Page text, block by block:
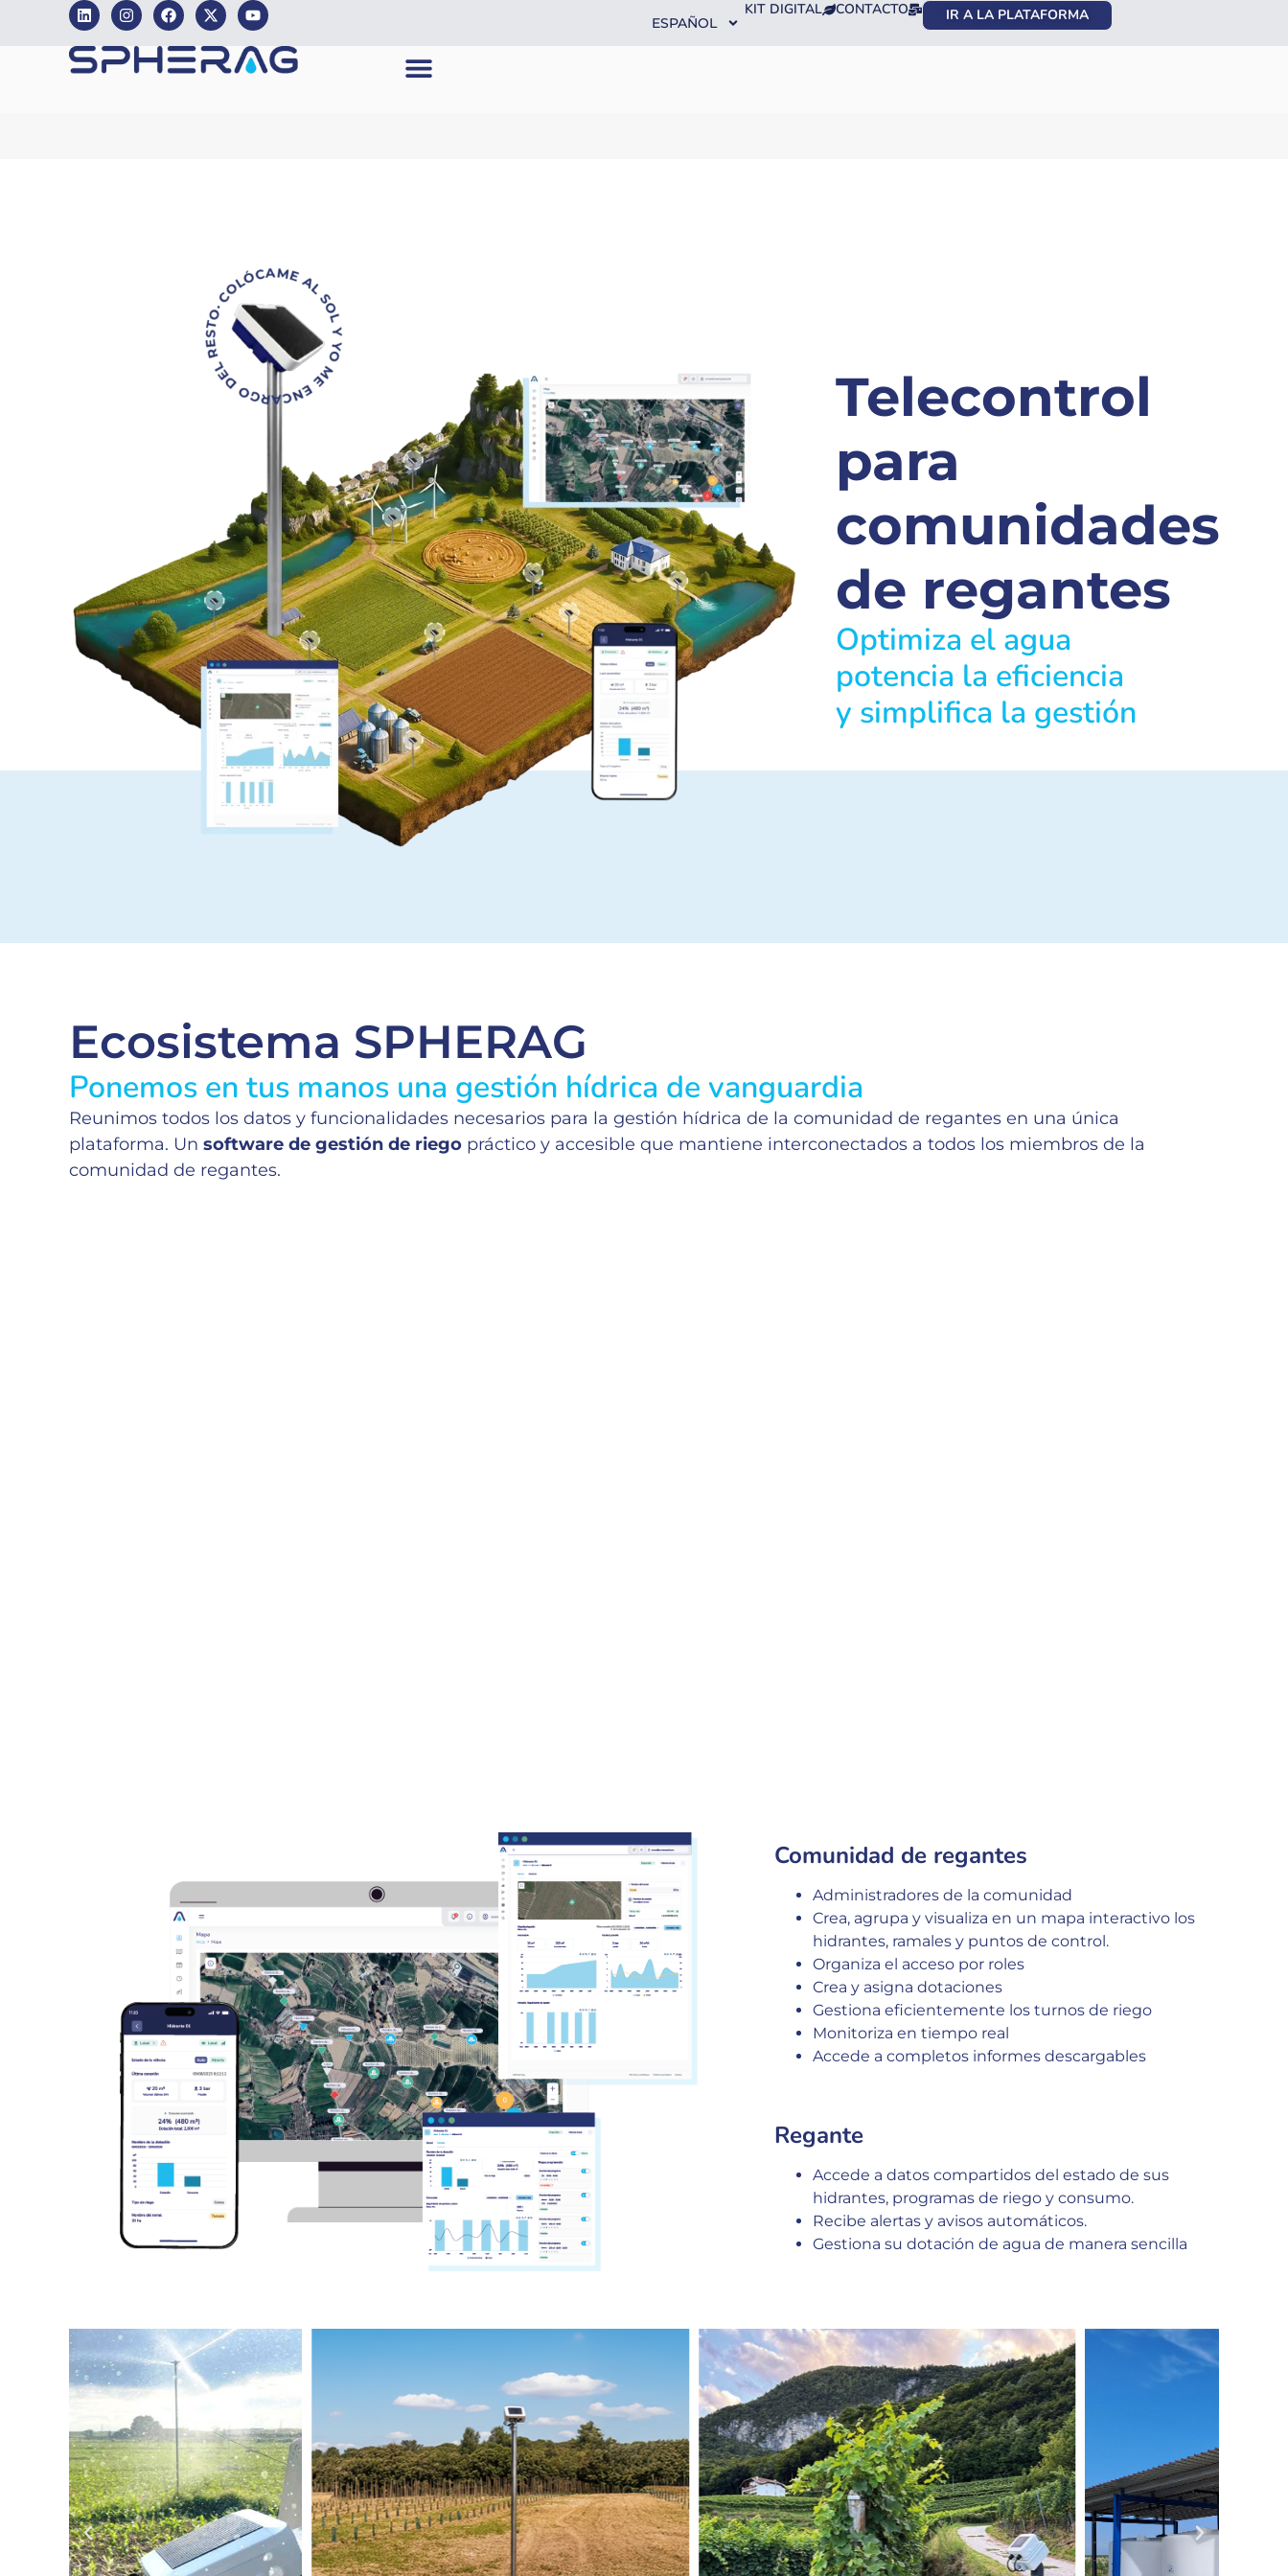
ESPAÑOL
KIT DIGITAL CONTACTO IR A LA PLATAFORMA
Telecontrol
para
comunidades
de regantes
Optimiza el agua
potencia la eficiencia
y simplifica la gestión
Ecosistema SPHERAG
Ponemos en tus manos una gestión hídrica de vanguardia
Reunimos todos los datos y funcionalidades necesarios para la gestión hídrica de la comunidad de regantes en una única
plataforma. Un software de gestión de riego práctico y accesible que mantiene interconectados a todos los miembros de la
comunidad de regantes.
Comunidad de regantes
Administradores de la comunidad
Crea, agrupa y visualiza en un mapa interactivo los
hidrantes, ramales y puntos de control.
Organiza el acceso por roles
Crea y asigna dotaciones
Gestiona eficientemente los turnos de riego
Monitoriza en tiempo real
Accede a completos informes descargables
Regante
Accede a datos compartidos del estado de sus
hidrantes, programas de riego y consumo.
Recibe alertas y avisos automáticos.
Gestiona su dotación de agua de manera sencilla